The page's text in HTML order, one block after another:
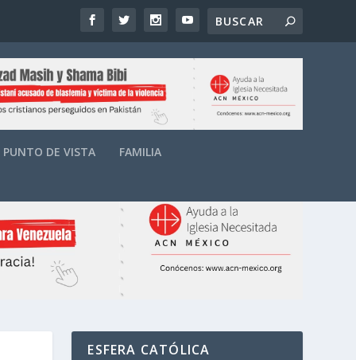
PUNTO DE VISTA FAMILIA
ESFERA CATÓLICA